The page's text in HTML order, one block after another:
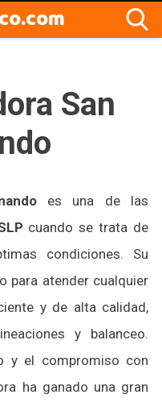
San
es una de las
cuando se trata de
condiciones. Su
para atender cualquier
y de alta calidad,
y balanceo.
y el compromiso con
ha ganado una gran